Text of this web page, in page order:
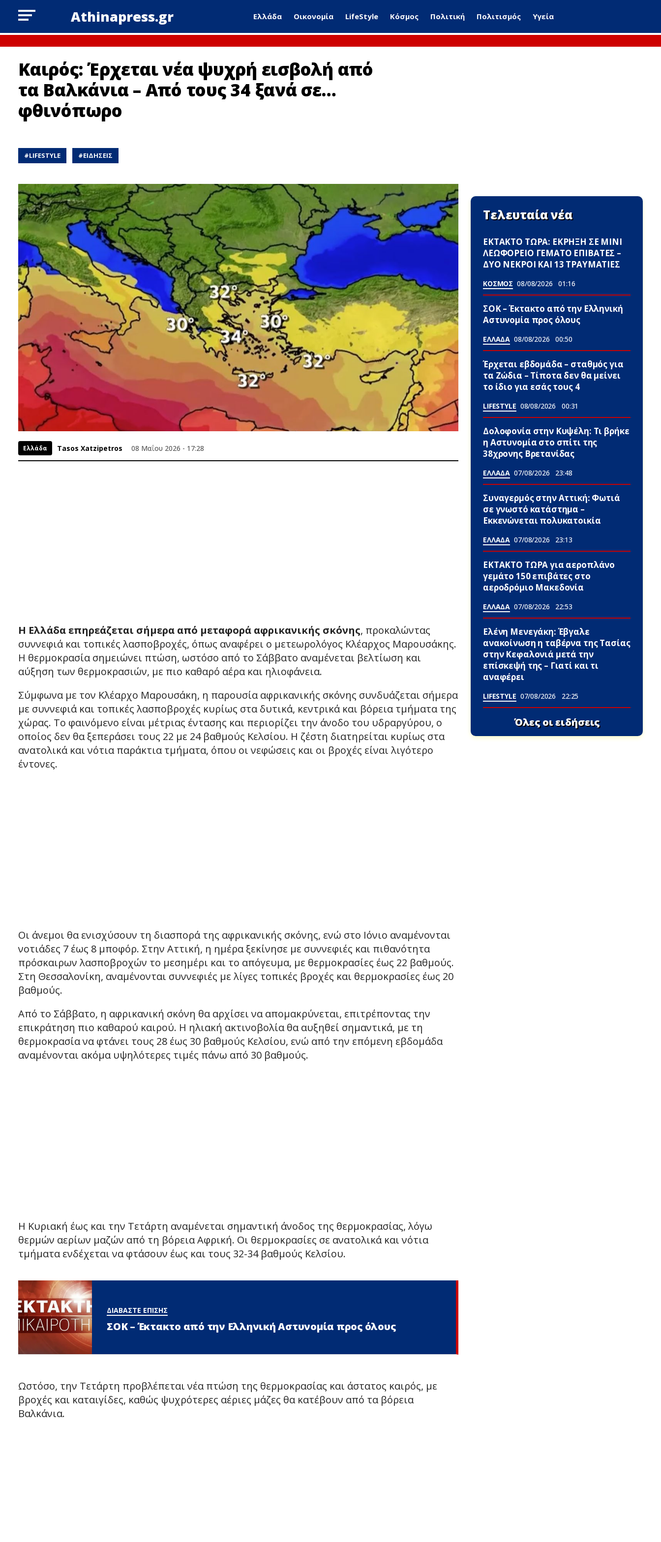
Athinapress.gr Ελλάδα Οικονομία LifeStyle Κόσμος Πολιτική Πολιτισμός Υγεία
Καιρός: Έρχεται νέα ψυχρή εισβολή από
τα Βαλκάνια – Από τους 34 ξανά σε…
φθινόπωρο
#LIFESTYLE #ΕΙΔΗΣΕΙΣ
Ελλάδα Tasos Xatzipetros 08 Μαΐου 2026 - 17:28
Η Ελλάδα επηρεάζεται σήμερα από μεταφορά αφρικανικής σκόνης, προκαλώντας
συννεφιά και τοπικές λασποβροχές, όπως αναφέρει ο μετεωρολόγος Κλέαρχος Μαρουσάκης.
Η θερμοκρασία σημειώνει πτώση, ωστόσο από το Σάββατο αναμένεται βελτίωση και
αύξηση των θερμοκρασιών, με πιο καθαρό αέρα και ηλιοφάνεια.
Σύμφωνα με τον Κλέαρχο Μαρουσάκη, η παρουσία αφρικανικής σκόνης συνδυάζεται σήμερα
με συννεφιά και τοπικές λασποβροχές κυρίως στα δυτικά, κεντρικά και βόρεια τμήματα της
χώρας. Το φαινόμενο είναι μέτριας έντασης και περιορίζει την άνοδο του υδραργύρου, ο
οποίος δεν θα ξεπεράσει τους 22 με 24 βαθμούς Κελσίου. Η ζέστη διατηρείται κυρίως στα
ανατολικά και νότια παράκτια τμήματα, όπου οι νεφώσεις και οι βροχές είναι λιγότερο
έντονες.
Οι άνεμοι θα ενισχύσουν τη διασπορά της αφρικανικής σκόνης, ενώ στο Ιόνιο αναμένονται
νοτιάδες 7 έως 8 μποφόρ. Στην Αττική, η ημέρα ξεκίνησε με συννεφιές και πιθανότητα
πρόσκαιρων λασποβροχών το μεσημέρι και το απόγευμα, με θερμοκρασίες έως 22 βαθμούς.
Στη Θεσσαλονίκη, αναμένονται συννεφιές με λίγες τοπικές βροχές και θερμοκρασίες έως 20
βαθμούς.
Από το Σάββατο, η αφρικανική σκόνη θα αρχίσει να απομακρύνεται, επιτρέποντας την
επικράτηση πιο καθαρού καιρού. Η ηλιακή ακτινοβολία θα αυξηθεί σημαντικά, με τη
θερμοκρασία να φτάνει τους 28 έως 30 βαθμούς Κελσίου, ενώ από την επόμενη εβδομάδα
αναμένονται ακόμα υψηλότερες τιμές πάνω από 30 βαθμούς.
Η Κυριακή έως και την Τετάρτη αναμένεται σημαντική άνοδος της θερμοκρασίας, λόγω
θερμών αερίων μαζών από τη βόρεια Αφρική. Οι θερμοκρασίες σε ανατολικά και νότια
τμήματα ενδέχεται να φτάσουν έως και τους 32-34 βαθμούς Κελσίου.
ΔΙΑΒΑΣΤΕ ΕΠΙΣΗΣ
ΣΟΚ – Έκτακτο από την Ελληνική Αστυνομία προς όλους
Ωστόσο, την Τετάρτη προβλέπεται νέα πτώση της θερμοκρασίας και άστατος καιρός, με
βροχές και καταιγίδες, καθώς ψυχρότερες αέριες μάζες θα κατέβουν από τα βόρεια
Βαλκάνια.
Τελευταία νέα
ΕΚΤΑΚΤΟ ΤΩΡΑ: ΕΚΡΗΞΗ ΣΕ ΜΙΝΙ
ΛΕΩΦΟΡΕΙΟ ΓΕΜΑΤΟ ΕΠΙΒΑΤΕΣ –
ΔΥΟ ΝΕΚΡΟΙ ΚΑΙ 13 ΤΡΑΥΜΑΤΙΕΣ
ΚΟΣΜΟΣ 08/08/2026 01:16
ΣΟΚ – Έκτακτο από την Ελληνική
Αστυνομία προς όλους
ΕΛΛΑΔΑ 08/08/2026 00:50
Έρχεται εβδομάδα – σταθμός για
τα Ζώδια – Τίποτα δεν θα μείνει
το ίδιο για εσάς τους 4
LIFESTYLE 08/08/2026 00:31
Δολοφονία στην Κυψέλη: Τι βρήκε
η Αστυνομία στο σπίτι της
38χρονης Βρετανίδας
ΕΛΛΑΔΑ 07/08/2026 23:48
Συναγερμός στην Αττική: Φωτιά
σε γνωστό κατάστημα –
Εκκενώνεται πολυκατοικία
ΕΛΛΑΔΑ 07/08/2026 23:13
ΕΚΤΑΚΤΟ ΤΩΡΑ για αεροπλάνο
γεμάτο 150 επιβάτες στο
αεροδρόμιο Μακεδονία
ΕΛΛΑΔΑ 07/08/2026 22:53
Ελένη Μενεγάκη: Έβγαλε
ανακοίνωση η ταβέρνα της Τασίας
στην Κεφαλονιά μετά την
επίσκεψή της – Γιατί και τι
αναφέρει
LIFESTYLE 07/08/2026 22:25
Όλες οι ειδήσεις